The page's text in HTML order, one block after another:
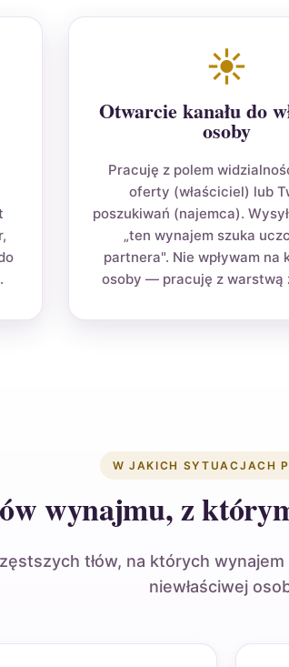
☀
Otwarcie kanału do
osoby
Pracuję z polem
oferty (właściciel) lub
poszukiwań (najemca).
„ten wynajem szuka
partnera". Nie wpływam na
osoby — pracuję z warstwą
W JAKICH SYTUACJACH
wynajmu, z
tłów, na których
niewłaściwej